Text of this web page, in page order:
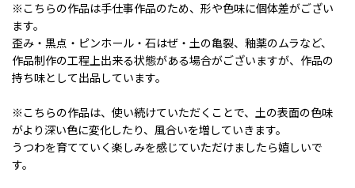
※こちらの作品は手仕事作品のため、形や色味に個体差がござい
ます。
歪み・黒点・ピンホール・石はぜ・土の亀裂、釉薬のムラなど、
作品制作の工程上出来る状態がある場合がございますが、作品の
持ち味として出品しています。
※こちらの作品は、使い続けていただくことで、土の表面の色味
がより深い色に変化したり、風合いを増していきます。
うつわを育てていく楽しみを感じていただけましたら嬉しいで
す。